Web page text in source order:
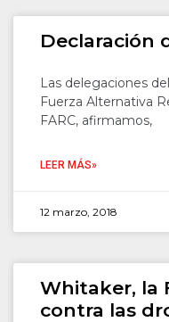
Declaración
Las delegaciones
Fuerza Alternativa
FARC, afirmamos,
LEER MÁS»
12 marzo, 2018
Whitaker, la
contra las